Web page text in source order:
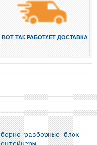
ВОТ ТАК РАБОТАЕТ ДОСТАВКА
разборные блок